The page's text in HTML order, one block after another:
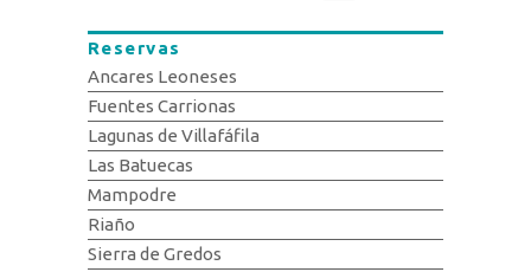
Reservas
Ancares Leoneses
Fuentes Carrionas
Lagunas de Villafáfila
Las Batuecas
Mampodre
Riaño
Sierra de Gredos